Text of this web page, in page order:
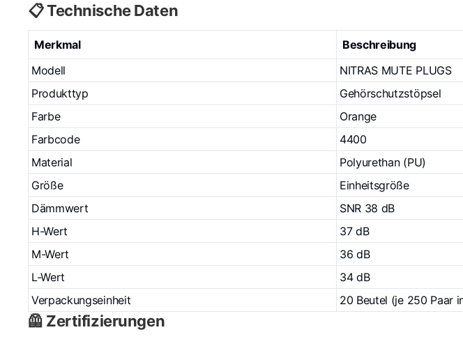
📋 Technische Daten
Merkmal
Beschreibung
Modell
NITRAS MUTE PLUGS
Produkttyp
Gehörschutzstöpsel
Farbe
Orange
Farbcode
4400
Material
Polyurethan (PU)
Größe
Einheitsgröße
Dämmwert
SNR 38 dB
H-Wert
37 dB
M-Wert
36 dB
L-Wert
34 dB
Verpackungseinheit
20 Beutel (je 250 Paar
🦺 Zertifizierungen